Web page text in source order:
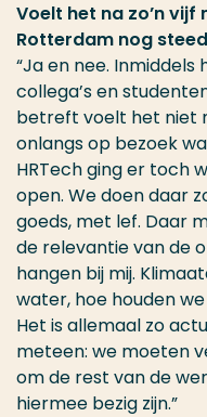
Voelt het na zo’n
Rotterdam nog
“Ja en nee.
collega’s en
betreft voelt het niet
onlangs op bezoek
HRTech ging er toch
open. We doen daar
goeds, met lef. Daar
de relevantie van de
hangen bij mij.
water, hoe houden
Het is allemaal zo
meteen: we moeten
om de rest van de
hiermee bezig zijn.”